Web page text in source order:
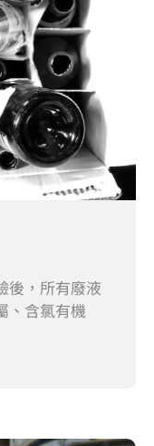
後，所有廢液
、含氯有機